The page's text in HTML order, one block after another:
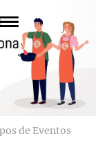
de Eventos